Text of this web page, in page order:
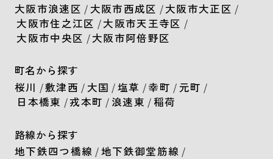
大阪市浪速区 / 大阪市西成区 /大阪市大正区 /
大阪市住之江区 /大阪市天王寺区 /
大阪市中央区 /大阪市阿倍野区
町名から探す
桜川 /敷津西 / 大国 /塩草 /幸町 / 元町 /
日本橋東 /戎本町 / 浪速東 /稲荷
路線から探す
地下鉄四つ橋線 /地下鉄御堂筋線 /